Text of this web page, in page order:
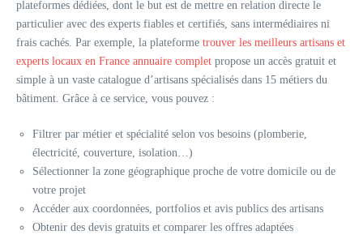
plateformes dédiées, dont le but est de mettre en relation directe le
particulier avec des experts fiables et certifiés, sans intermédiaires ni
frais cachés. Par exemple, la plateforme trouver les meilleurs artisans et
experts locaux en France annuaire complet propose un accès gratuit et
simple à un vaste catalogue d’artisans spécialisés dans 15 métiers du
bâtiment. Grâce à ce service, vous pouvez :
Filtrer par métier et spécialité selon vos besoins (plomberie,
électricité, couverture, isolation…)
Sélectionner la zone géographique proche de votre domicile ou de
votre projet
Accéder aux coordonnées, portfolios et avis publics des artisans
Obtenir des devis gratuits et comparer les offres adaptées